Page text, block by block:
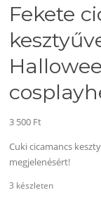
Fekete
3 500 Ft
Cuki cicamancs
megjelenésért!
3 készleten